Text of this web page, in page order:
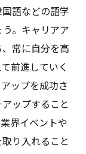
語などの語学
。キャリアア
常に自分を高
前進していく
ップを成功さ
ップすること
界イベントや
り入れること